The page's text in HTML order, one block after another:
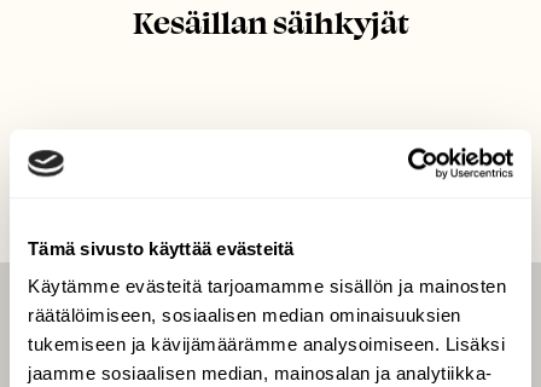
Tämä sivusto käyttää evästeitä
Käytämme evästeitä tarjoamamme sisällön ja mainosten
räätälöimiseen, sosiaalisen median ominaisuuksien
tukemiseen ja kävijämäärämme analysoimiseen. Lisäksi
jaamme sosiaalisen median, mainosalan ja analytiikka-
Kesäillan säihkyjät
LEHTI
Uusin lehti